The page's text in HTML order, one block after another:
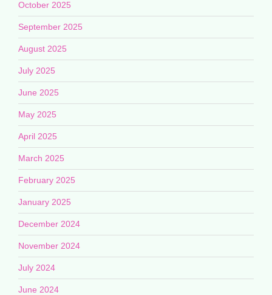
October 2025
September 2025
August 2025
July 2025
June 2025
May 2025
April 2025
March 2025
February 2025
January 2025
December 2024
November 2024
July 2024
June 2024